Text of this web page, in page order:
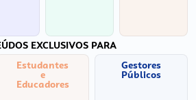
EXCLUSIVOS PARA
Estudantes
e
Educadores
Gestores
Públicos